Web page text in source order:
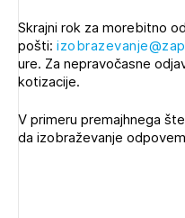
Skrajni rok za morebitno
pošti:
ure. Za nepravočasne
kotizacije.
V primeru premajhnega
da izobraževanje